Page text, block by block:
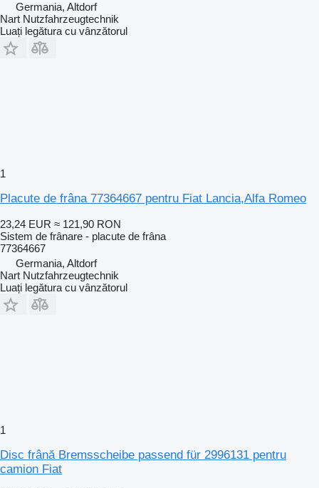
Germania, Altdorf
Nart Nutzfahrzeugtechnik
Luați legătura cu vânzătorul
1
Placute de frâna 77364667 pentru Fiat Lancia,Alfa Romeo
23,24 EUR ≈ 121,90 RON
Sistem de frânare - placute de frâna
77364667
Germania, Altdorf
Nart Nutzfahrzeugtechnik
Luați legătura cu vânzătorul
1
Disc frână Bremsscheibe passend für 2996131 pentru
camion Fiat